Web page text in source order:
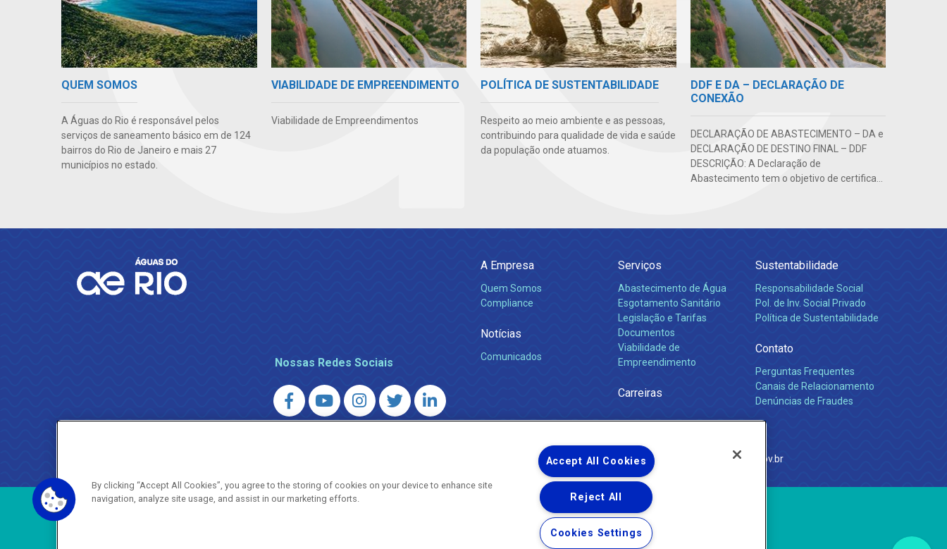
QUEM SOMOS
A Águas do Rio é responsável pelos
serviços de saneamento básico em de 124
bairros do Rio de Janeiro e mais 27
municípios no estado.
VIABILIDADE DE EMPREENDIMENTO
Viabilidade de Empreendimentos
POLÍTICA DE SUSTENTABILIDADE
Respeito ao meio ambiente e as pessoas,
contribuindo para qualidade de vida e saúde
da população onde atuamos.
DDF E DA – DECLARAÇÃO DE
CONEXÃO
DECLARAÇÃO DE ABASTECIMENTO – DA e
DECLARAÇÃO DE DESTINO FINAL – DDF
DESCRIÇÃO: A Declaração de
Abastecimento tem o objetivo de certifica...
Nossas Redes Sociais
A Empresa
Quem Somos
Compliance
Notícias
Comunicados
Serviços
Abastecimento de Água
Esgotamento Sanitário
Legislação e Tarifas
Documentos
Viabilidade de
Empreendimento
Carreiras
Sustentabilidade
Responsabilidade Social
Pol. de Inv. Social Privado
Política de Sustentabilidade
Contato
Perguntas Frequentes
Canais de Relacionamento
Denúncias de Fraudes
AGENERSA – Agência Reguladora de Energia e Saneamento do Estado do Rio de Janeiro
ouvidoria.agenersa@gmail.com http://www.agenersa.rj.gov.br
Copyright ® 2026 - Todos os Direitos Reservados.
By clicking “Accept All Cookies”, you agree to the storing of cookies on your device to enhance site
navigation, analyze site usage, and assist in our marketing efforts.
Accept All Cookies
Reject All
Cookies Settings